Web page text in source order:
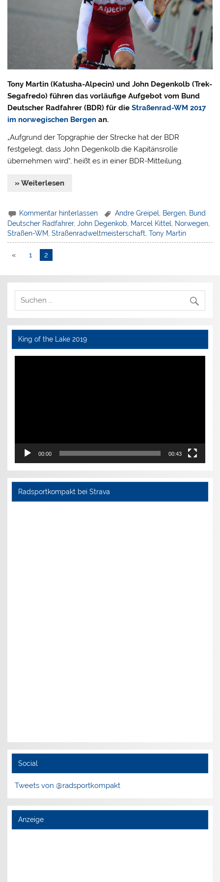
Tony Martin (Katusha-Alpecin) und John Degenkolb (Trek-
Segafredo) führen das vorläufige Aufgebot vom Bund
Deutscher Radfahrer (BDR) für dieStraßenrad-WM 2017
im norwegischen Bergen an.
„Aufgrund der Topgraphie der Strecke hat der BDR
festgelegt, dass John Degenkolb die Kapitänsrolle
übernehmen wird“, heißt es in einer BDR-Mitteilung.
» Weiterlesen
Kommentar hinterlassen Andre Greipel Bergen Bund
Deutscher Radfahrer,John Degenkob Marcel Kittel Norwegen
Straßen-WM ,Straßenradweltmeisterschaft ,Tony Martin
« 1 2
King of the Lake 2019
Video-
00:00 00:43
Radsportkompakt bei Strava
Social
Tweets von @radsportkompakt
Anzeige